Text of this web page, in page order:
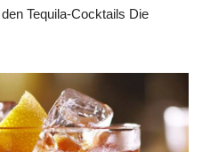
Tequila-Cocktails Die